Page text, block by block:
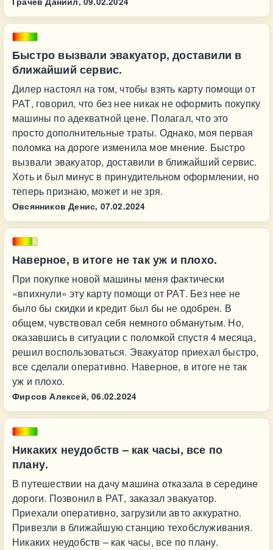
Быстро вызвали эвакуатор, доставили в
ближайший сервис.
Дилер настоял на том, чтобы взять карту помощи от
РАТ, говорил, что без нее никак не оформить покупку
машины по адекватной цене. Полагал, что это
просто дополнительные траты. Однако, моя первая
поломка на дороге изменила мое мнение. Быстро
вызвали эвакуатор, доставили в ближайший сервис.
Хоть и был минус в принудительном оформлении, но
теперь признаю, может и не зря.
Овсянников Денис, 07.02.2024
Наверное, в итоге не так уж и плохо.
При покупке новой машины меня фактически
«впихнули» эту карту помощи от РАТ. Без нее не
было бы скидки и кредит был бы не одобрен. В
общем, чувствовал себя немного обманутым. Но,
оказавшись в ситуации с поломкой спустя 4 месяца,
решил воспользоваться. Эвакуатор приехал быстро,
все сделали оперативно. Наверное, в итоге не так
уж и плохо.
Фирсов Алексей, 06.02.2024
Никаких неудобств – как часы, все по
плану.
В путешествии на дачу машина отказала в середине
дороги. Позвонил в РАТ, заказал эвакуатор.
Приехали оперативно, загрузили авто аккуратно.
Привезли в ближайшую станцию техобслуживания.
Никаких неудобств – как часы, все по плану.